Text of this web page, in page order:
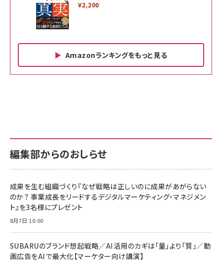
￥2,200
Amazonランキングをもっと見る
￥880
anan(アンアン)2026/06/24号 No.2500増刊
スペシャルエディション[王道エンタメの矜持／
￥1,100
anan(アンアン)2026/07/08号 No.2502[2026
￥880
ママ投資家が育休中に１億貯めた株式投資
サポート正規品 メーカー保証5年 KLMEA128G
NIMASO ガラスフィルム iPhone 17 用 保護フィ
すい ガイド枠付き いPhone17 (6.3インチ) 対応
2枚セット DSP25F1698
￥1,599
￥6,980
サポート正規品 メーカー保証5年 KLMEA128G
Amazon eギフトカード - Amazonロゴ - クラ
￥5,000
Anker PowerLine III Flow USB-C & USB-C
Pro/Air 各種対応 (1.8m ミッドナイトブラック)
￥1,890
編集部からのおしらせ
成果を生む組織づくり『なぜ戦略は正しいのに成果があがらない
のか？ 事業成長をリードするデジタルマーケティング・マネジメン
ト』を3名様にプレゼント
8月7日 10:00
SUBARUのブランド想起戦略／AI活用のカギは「量」より「質」／動
画広告をAIで最大化【マーケター向け講演】